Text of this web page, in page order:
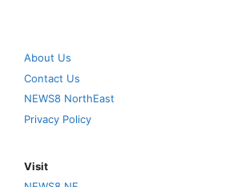
About Us
Contact Us
NEWS8 NorthEast
Privacy Policy
Visit